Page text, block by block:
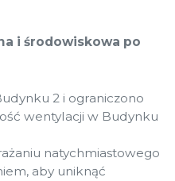
i środowiskowa po
2 i ograniczono
wentylacji w Budynku
natychmiastowego
aby uniknąć